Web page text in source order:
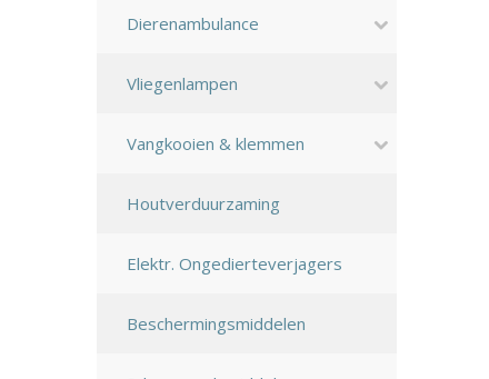
Dierenambulance
Vliegenlampen
Vangkooien & klemmen
Houtverduurzaming
Elektr. Ongedierteverjagers
Beschermingsmiddelen